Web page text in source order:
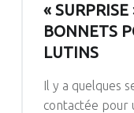
«
BONNETS
LUTINS
Il y a quelques
contactée pour